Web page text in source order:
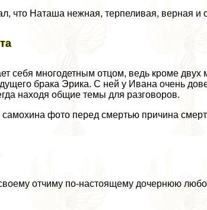
что Наташа нежная, терпеливая, верная и
себя многодетным отцом, ведь кроме двух
бpaка Эрика. С ней у Ивана очень
находя общие темы для разговоров.
фото перед cмepтью причина
отчиму по-настоящему дочернюю